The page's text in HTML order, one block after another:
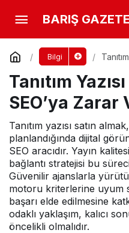
BARIŞ
Bilgi
Tanıtım
SEO’ya Zarar
Tanıtım yazısı satın
planlandığında dijital
SEO aracıdır. Yayın
bağlantı stratejisi bu
Güvenilir ajanslarla
motoru kriterlerine uyum
başarı elde edilmesine
odaklı yaklaşım, kalıcı
öncelikli olmalıdır.
Backlink
Yorum Yap